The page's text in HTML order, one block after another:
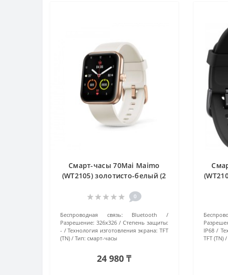
Смарт-часы 70Mai Maimo
(WT2105) золотисто-белый (2
0
Беспроводная связь:
Bluetooth
Разрешение: 326х326
Степень защиты:
-
Технология изготовления экрана: TFT
(TN)
Тип: смарт-часы
24 980 ₸
IP68
TFT (TN)